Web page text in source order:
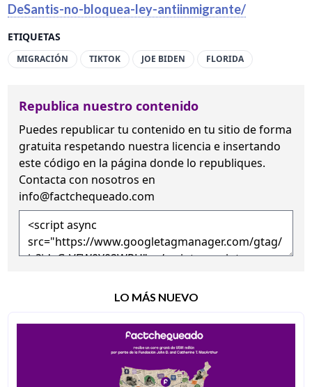
ETIQUETAS
MIGRACIÓN TIKTOK JOE BIDEN FLORIDA
DeSantis-no-bloquea-ley-antiinmigrante/
Republica nuestro contenido
Puedes republicar tu contenido en tu sitio de forma
gratuita respetando nuestra licencia e insertando
este código en la página donde lo republiques.
Contacta con nosotros en
info@factchequeado.com
LO MÁS NUEVO